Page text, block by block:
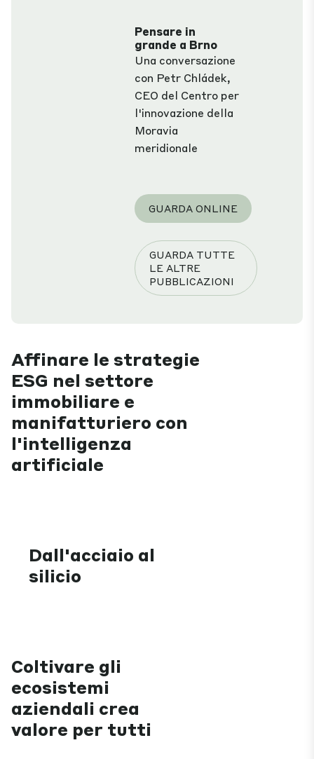
Pensare in
grande a Brno
Una conversazione
con Petr Chládek,
CEO del Centro per
l'innovazione della
Moravia
meridionale
GUARDA ONLINE
GUARDA TUTTE
LE ALTRE
PUBBLICAZIONI
Affinare le strategie
ESG nel settore
immobiliare e
manifatturiero con
l'intelligenza
artificiale
Dall'acciaio al
silicio
Coltivare gli
ecosistemi
aziendali crea
valore per tutti